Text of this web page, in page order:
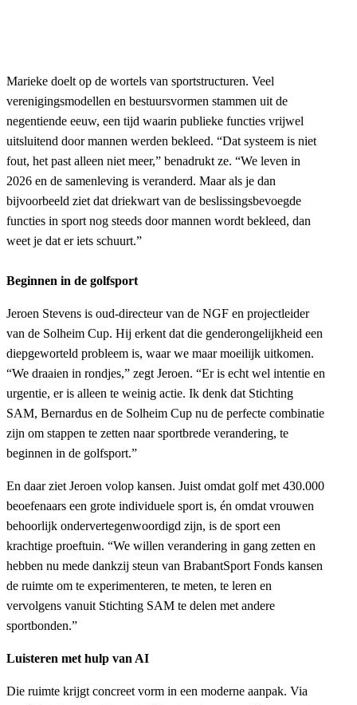
Marieke doelt op de wortels van sportstructuren. Veel
verenigingsmodellen en bestuursvormen stammen uit de
negentiende eeuw, een tijd waarin publieke functies vrijwel
uitsluitend door mannen werden bekleed. “Dat systeem is niet
fout, het past alleen niet meer,” benadrukt ze. “We leven in
2026 en de samenleving is veranderd. Maar als je dan
bijvoorbeeld ziet dat driekwart van de beslissingsbevoegde
functies in sport nog steeds door mannen wordt bekleed, dan
weet je dat er iets schuurt.”
Beginnen in de golfsport
Jeroen Stevens is oud-directeur van de NGF en projectleider
van de Solheim Cup. Hij erkent dat die genderongelijkheid een
diepgeworteld probleem is, waar we maar moeilijk uitkomen.
“We draaien in rondjes,” zegt Jeroen. “Er is echt wel intentie en
urgentie, er is alleen te weinig actie. Ik denk dat Stichting
SAM, Bernardus en de Solheim Cup nu de perfecte combinatie
zijn om stappen te zetten naar sportbrede verandering, te
beginnen in de golfsport.”
En daar ziet Jeroen volop kansen. Juist omdat golf met 430.000
beoefenaars een grote individuele sport is, én omdat vrouwen
behoorlijk ondervertegenwoordigd zijn, is de sport een
krachtige proeftuin. “We willen verandering in gang zetten en
hebben nu mede dankzij steun van BrabantSport Fonds kansen
de ruimte om te experimenteren, te meten, te leren en
vervolgens vanuit Stichting SAM te delen met andere
sportbonden.”
Luisteren met hulp van AI
Die ruimte krijgt concreet vorm in een moderne aanpak. Via